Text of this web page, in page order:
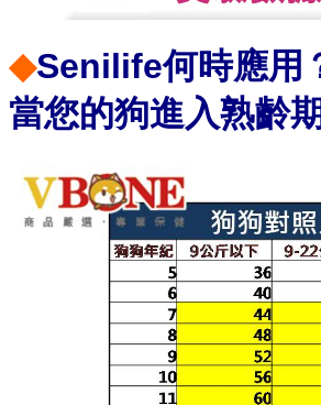
◆Senilife何時應用
當您的狗進入熟齡